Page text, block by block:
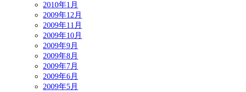
2010年1月
2009年12月
2009年11月
2009年10月
2009年9月
2009年8月
2009年7月
2009年6月
2009年5月